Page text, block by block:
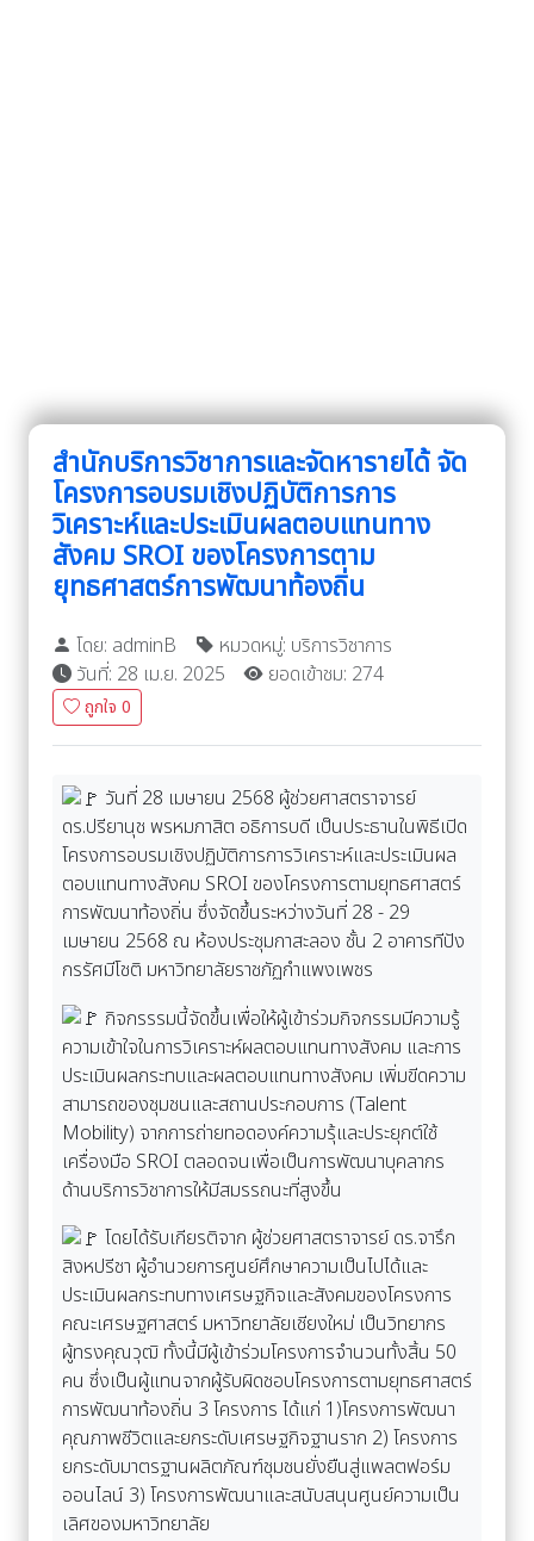
สำนักบริการวิชาการและจัดหารายได้ จัด
โครงการอบรมเชิงปฏิบัติการการ
วิเคราะห์และประเมินผลตอบแทนทาง
สังคม SROI ของโครงการตาม
ยุทธศาสตร์การพัฒนาท้องถิ่น
โดย: adminB
หมวดหมู่: บริการวิชาการ
วันที่: 28 เม.ย. 2025
ยอดเข้าชม: 274
ถูกใจ 0
วันที่ 28 เมษายน 2568 ผู้ช่วยศาสตราจารย์
ดร.ปรียานุช พรหมภาสิต อธิการบดี เป็นประธานในพิธีเปิด
โครงการอบรมเชิงปฏิบัติการการวิเคราะห์และประเมินผล
ตอบแทนทางสังคม SROI ของโครงการตามยุทธศาสตร์
การพัฒนาท้องถิ่น ซึ่งจัดขึ้นระหว่างวันที่ 28 - 29
เมษายน 2568 ณ ห้องประชุมกาสะลอง ชั้น 2 อาคารทีปัง
กรรัศมีโชติ มหาวิทยาลัยราชภัฏกำแพงเพชร
กิจกรรรมนี้จัดขึ้นเพื่อให้ผู้เข้าร่วมกิจกรรมมีความรู้
ความเข้าใจในการวิเคราะห์ผลตอบแทนทางสังคม และการ
ประเมินผลกระทบและผลตอบแทนทางสังคม เพิ่มขีดความ
สามารถของชุมชนและสถานประกอบการ (Talent
Mobility) จากการถ่ายทอดองค์ความรุ้และประยุกต์ใช้
เครื่องมือ SROI ตลอดจนเพื่อเป็นการพัฒนาบุคลากร
ด้านบริการวิชาการให้มีสมรรถนะที่สูงขึ้น
โดยได้รับเกียรติจาก ผู้ช่วยศาสตราจารย์ ดร.จารึก
สิงหปรีชา ผู้อำนวยการศูนย์ศึกษาความเป็นไปได้และ
ประเมินผลกระทบทางเศรษฐกิจและสังคมของโครงการ
คณะเศรษฐศาสตร์ มหาวิทยาลัยเชียงใหม่ เป็นวิทยากร
ผู้ทรงคุณวุฒิ ทั้งนี้มีผู้เข้าร่วมโครงการจำนวนทั้งสิ้น 50
คน ซึ่งเป็นผู้แทนจากผู้รับผิดชอบโครงการตามยุทธศาสตร์
การพัฒนาท้องถิ่น 3 โครงการ ได้แก่ 1)โครงการพัฒนา
คุณภาพชีวิตและยกระดับเศรษฐกิจฐานราก 2) โครงการ
ยกระดับมาตรฐานผลิตภัณฑ์ชุมชนยั่งยืนสู่แพลตฟอร์ม
ออนไลน์ 3) โครงการพัฒนาและสนับสนุนศูนย์ความเป็น
เลิศของมหาวิทยาลัย